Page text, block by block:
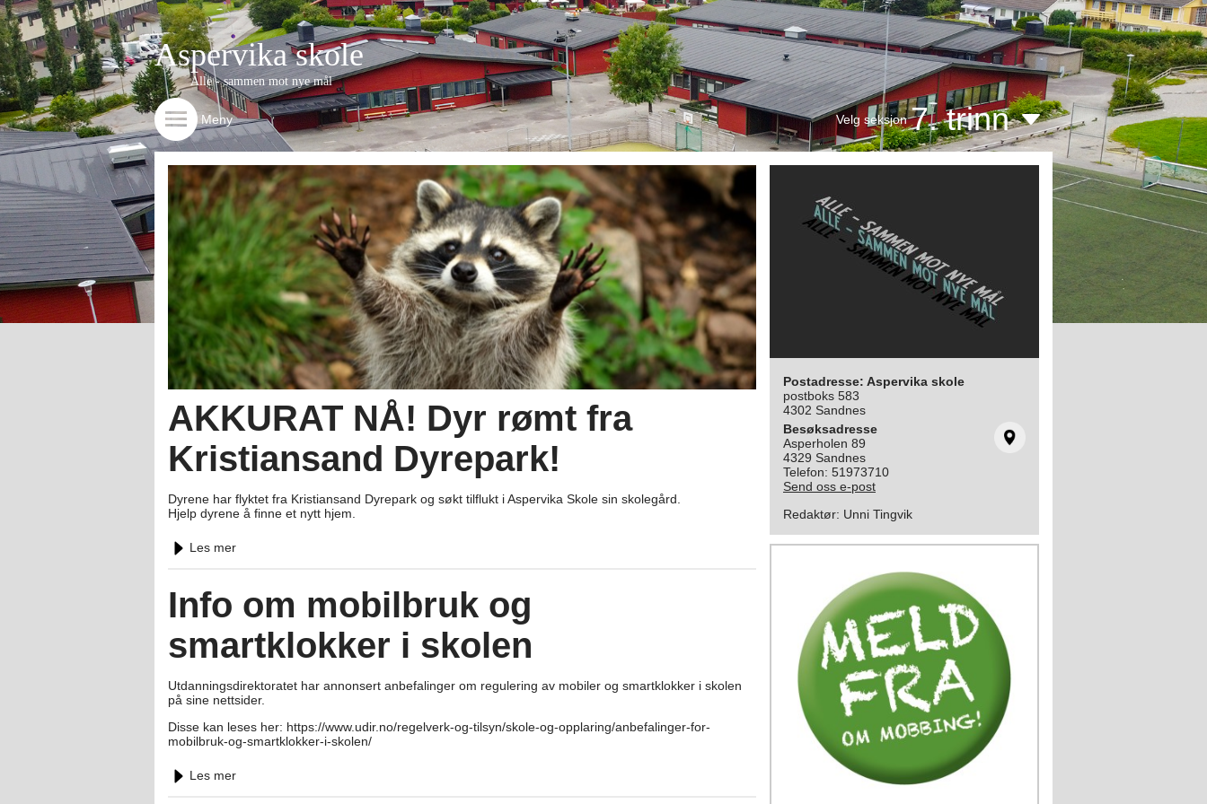
Aspervika skole
Alle - sammen mot nye mål
Meny Velg seksjon 7. trinn
Postadresse: Aspervika skole
postboks 583
4302 Sandnes
Besøksadresse
Asperholen 89
4329 Sandnes
Telefon: 51973710
Send oss e-post
Redaktør: Unni Tingvik
AKKURAT NÅ! Dyr rømt fra
Kristiansand Dyrepark!
Dyrene har flyktet fra Kristiansand Dyrepark og søkt tilflukt i Aspervika Skole sin skolegård.
Hjelp dyrene å finne et nytt hjem.
Les mer
Info om mobilbruk og
smartklokker i skolen
Utdanningsdirektoratet har annonsert anbefalinger om regulering av mobiler og smartklokker i skolen
på sine nettsider.
Disse kan leses her: https://www.udir.no/regelverk-og-tilsyn/skole-og-opplaring/anbefalinger-for-
mobilbruk-og-smartklokker-i-skolen/
Les mer